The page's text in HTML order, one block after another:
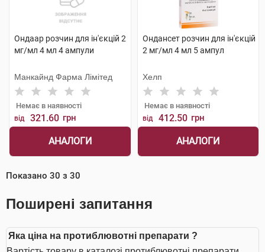
Ондаар розчин для ін'єкцій 2
мг/мл 4 мл 4 ампули
Манкайнд Фарма Лімітед
Немає в наявності
від 321.60 грн
АНАЛОГИ
Ондансет розчин для ін'єкцій
2 мг/мл 4 мл 5 ампул
Хелп
Немає в наявності
від 412.50 грн
АНАЛОГИ
Показано 30 з 30
Поширені запитання
Яка ціна на протиблювотні препарати ?